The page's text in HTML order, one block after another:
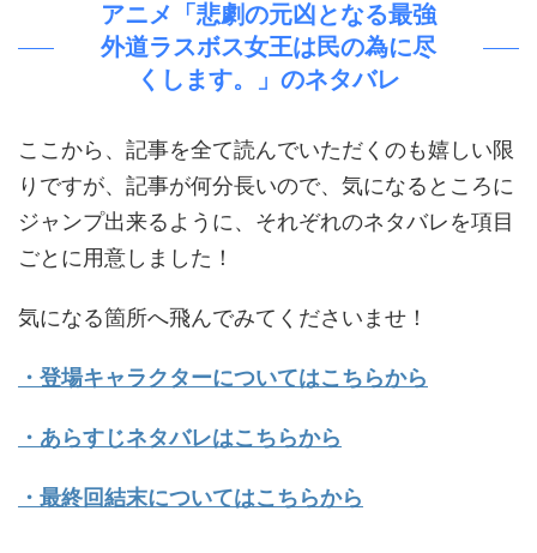
アニメ「悲劇の元凶となる最強
外道ラスボス女王は民の為に尽
くします。」のネタバレ
ここから、記事を全て読んでいただくのも嬉しい限
りですが、記事が何分長いので、気になるところに
ジャンプ出来るように、それぞれのネタバレを項目
ごとに用意しました！
気になる箇所へ飛んでみてくださいませ！
・登場キャラクターについてはこちらから
・あらすじネタバレはこちらから
・最終回結末についてはこちらから